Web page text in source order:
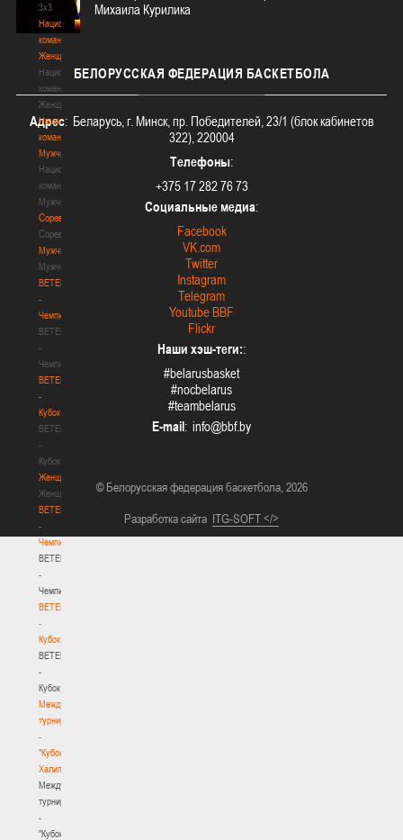
3х3
Национальная
команда.
Женщины
Национальная
команда.
Женщины
Национальная
команда.
Мужчины
Национальная
команда.
Мужчины
Соревнования
Соревнования
Мужчины
Мужчины
BETERA
-
Чемпионат
BETERA
-
Чемпионат
BETERA
-
Кубок
BETERA
-
Кубок
Женщины
Женщины
BETERA
-
Чемпионат
BETERA
-
Чемпионат
BETERA
-
Кубок
BETERA
-
Кубок
Международный
турнир
-
"Кубок
Халипского"
Международный
турнир
-
"Кубок
Михаила Курилика
БЕЛОРУССКАЯ ФЕДЕРАЦИЯ БАСКЕТБОЛА
Адрес: Беларусь, г. Минск, пр. Победителей, 23/1 (блок кабинетов
322), 220004
Телефоны:
+375 17 282 76 73
Социальные медиа:
Facebook
VK.com
Twitter
Instagram
Telegram
Youtube BBF
Flickr
Наши хэш-теги::
#belarusbasket
#nocbelarus
#teambelarus
E-mail:
© Белорусская федерация баскетбола, 2026
Разработка сайта ITG-SOFT </>